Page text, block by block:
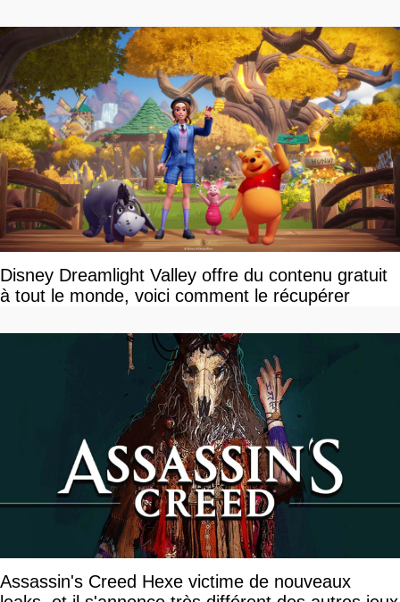
Disney Dreamlight Valley offre du contenu gratuit
à tout le monde, voici comment le récupérer
Assassin's Creed Hexe victime de nouveaux